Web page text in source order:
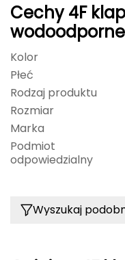
Fjord Nansen
GIVOVA
GSI Outdoors
Gear Aid
Gerber
Cechy 4F
F010 różowe
Kolor
Płeć
Rodzaj produktu
Rozmiar
Marka
Podmiot
odpowiedzialny
Wyszukaj